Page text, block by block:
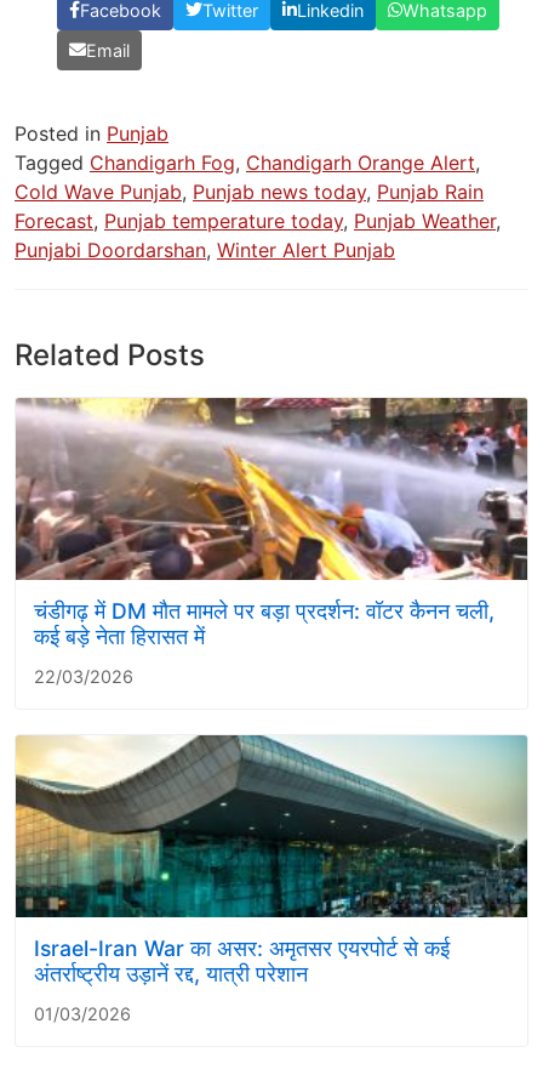
Facebook Twitter Linkedin
Whatsapp
Email
Posted in Punjab
Tagged Chandigarh Fog, Chandigarh Orange Alert,
Cold Wave Punjab, Punjab news today, Punjab Rain
Forecast, Punjab temperature today, Punjab Weather,
Punjabi Doordarshan, Winter Alert Punjab
Related Posts
चंडीगढ़ में DM मौत मामले पर बड़ा प्रदर्शन: वॉटर कैनन चली,
कई बड़े नेता हिरासत में
22/03/2026
Israel-Iran War का असर: अमृतसर एयरपोर्ट से कई
अंतर्राष्ट्रीय उड़ानें रद्द, यात्री परेशान
01/03/2026